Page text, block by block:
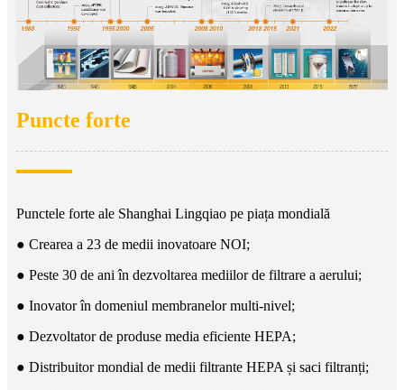
Puncte forte
Punctele forte ale Shanghai Lingqiao pe piața mondială
● Crearea a 23 de medii inovatoare NOI;
● Peste 30 de ani în dezvoltarea mediilor de filtrare a aerului;
● Inovator în domeniul membranelor multi-nivel;
● Dezvoltator de produse media eficiente HEPA;
● Distribuitor mondial de medii filtrante HEPA și saci filtranți;